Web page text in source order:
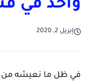
واحد في
إبريل 2, 2020
في ظل ما نعيشه من